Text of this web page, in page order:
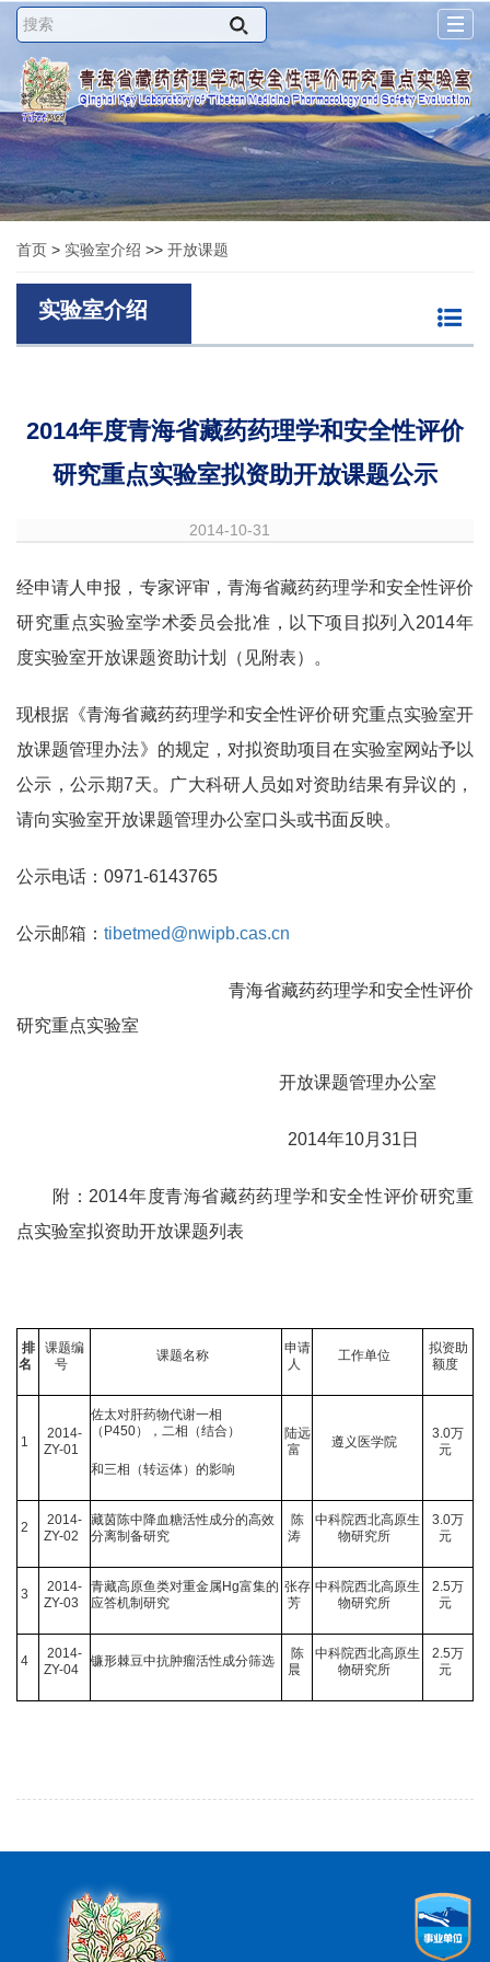
首页 > 实验室介绍 >> 开放课题
实验室介绍
2014年度青海省藏药药理学和安全性评价
研究重点实验室拟资助开放课题公示
2014-10-31
经申请人申报，专家评审，青海省藏药药理学和安全性评价
研究重点实验室学术委员会批准，以下项目拟列入 2014年
度实验室开放课题资助计划（见附表）。
现根据《青海省藏药药理学和安全性评价研究重点实验室开
放课题管理办法》的规定，对拟资助项目在实验室网站予以
公示，公示期7天。广大科研人员如对资助结果有异议的，
请向实验室开放课题管理办公室口头或书面反映。
公示电话： 0971-6143765
公示邮箱： tibetmed@nwipb.cas.cn
青海省藏药药理学和安全性评价
研究重点实验室
开放课题管理办公室
2014年10月 31 日
附： 2014年度青海省藏药药理学和安全性评价研究重
点实验室拟资助开放课题列表
排
名
课题编
号
课题名称
申请
人
工作单位
拟资助
额度
1
2014-
ZY-01
佐太对肝药物代谢一相
（ P450），二相（结合）
和三相（转运体）的影响
陆远
富
遵义医学院
3.0万
元
2
2014-
ZY-02
藏茵陈中降血糖活性成分的高效
分离制备研究
陈
涛
中科院西北高原生
物研究所
3.0万
元
3
2014-
ZY-03
青藏高原鱼类对重金属Hg富集的
应答机制研究
张存
芳
中科院西北高原生
物研究所
2.5万
元
4
2014-
ZY-04
镰形棘豆中抗肿瘤活性成分筛选
陈
晨
中科院西北高原生
物研究所
2.5万
元